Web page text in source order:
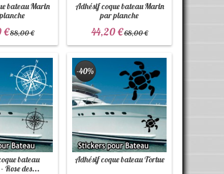
bateau Marin
€88,00 €
Adhésif coque bateau Marin
par planche
44,20 €68,00 €
bateau
Rose des...
Adhésif coque bateau Tortue
-40%